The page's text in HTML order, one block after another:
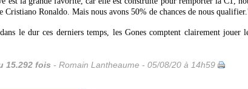
Cristiano Ronaldo. Mais nous avons 50% de chances de nous
le dur ces derniers temps, les Gones comptent clairement jouer
15.292 fois - Romain Lantheaume - 05/08/20 à 14h59